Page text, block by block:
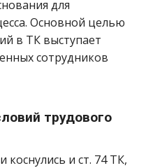
для
Основной целью
в ТК выступает
сотрудников
трудового
и ст. 74 ТК,